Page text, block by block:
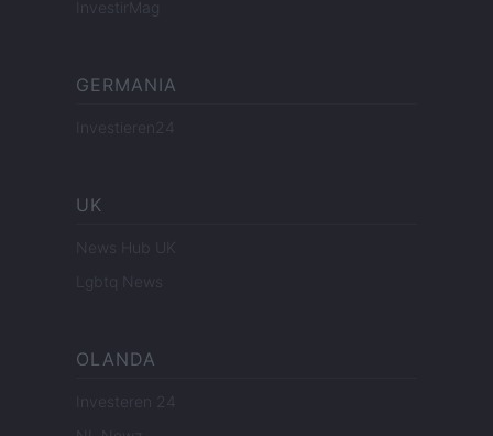
InvestirMag
GERMANIA
Investieren24
UK
News Hub UK
Lgbtq News
OLANDA
Investeren 24